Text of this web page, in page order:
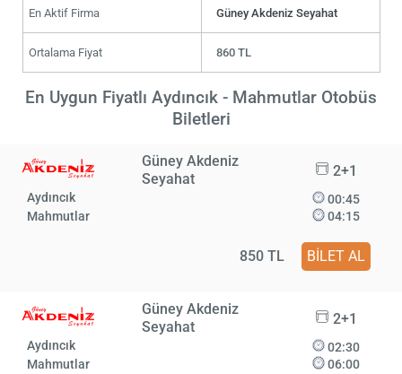
En Aktif Firma Güney Akdeniz Seyahat
Ortalama Fiyat 860 TL
En Uygun Fiyatlı Aydıncık - Mahmutlar Otobüs
Biletleri
Güney Akdeniz
Seyahat
2+1
Aydıncık
Mahmutlar
00:45
04:15
850 TL BİLET AL
Güney Akdeniz
Seyahat
2+1
Aydıncık
Mahmutlar
02:30
06:00